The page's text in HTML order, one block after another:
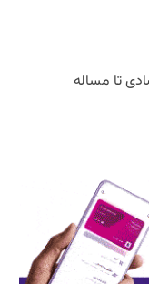
تا مساله